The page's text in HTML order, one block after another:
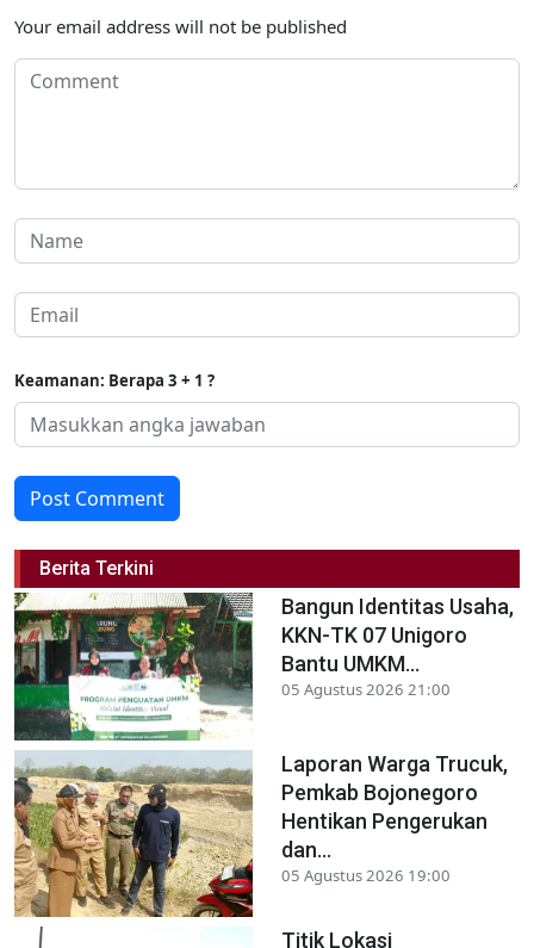
Your email address will not be published
Keamanan: Berapa 3 + 1 ?
Post Comment
Berita Terkini
Bangun Identitas Usaha,
KKN-TK 07 Unigoro
Bantu UMKM...
05 Agustus 2026 21:00
Laporan Warga Trucuk,
Pemkab Bojonegoro
Hentikan Pengerukan
dan...
05 Agustus 2026 19:00
Titik Lokasi